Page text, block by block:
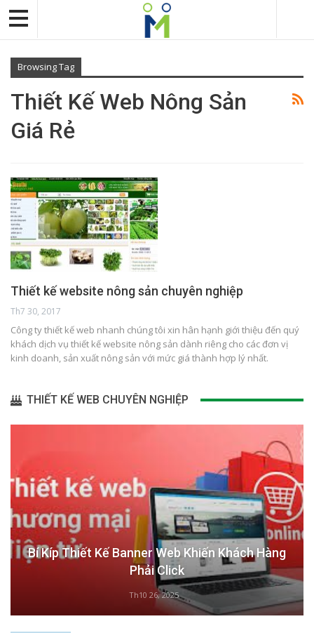
Browsing Tag
Thiết Kế Web Nông Sản
Giá Rẻ
Thiết kế website nông sản chuyên nghiệp
Th7 30, 2017
Công ty thiết kế web nhanh chúng tôi xin hân hạnh giới thiệu đến quý
khách dịch vụ thiết kế website nông sản dành riêng cho các đơn vị
kinh doanh, sản xuất nông sản với mức giá thành hợp lý nhất.
THIẾT KẾ WEB CHUYÊN NGHIỆP
Bí Kíp Thiết Kế Banner Web Khiến Khách Hàng
Phải Click
Th10 26, 2025